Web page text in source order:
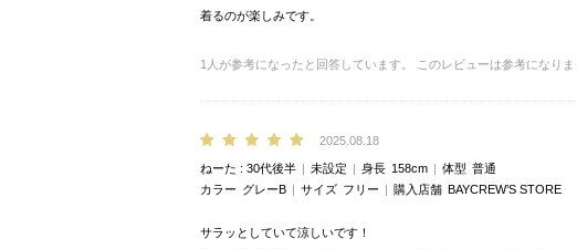
着るのが楽しみです。
1 人が参考になったと回答しています。 このレビューは参考になりま
2025.08.18
ねーた 30代後半 未設定 身長 158cm 体型 普通
カラー グレーB サイズ フリー 購入店舗 BAYCREW’S STORE
サラッとしていて涼しいです！